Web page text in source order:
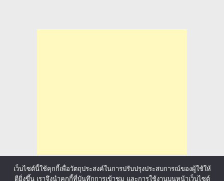
เว็บไซต์นี้ใช้คุกกี้เพื่อวัตถุประสงค์ในการปรับปรุงประสบการณ์ของผู้ใช้ให้
ดียิ่งขึ้น เราจึงนำคุกกี้ที่บันทึกการเข้าชม และการใช้งานบนหน้าเว็บไซต์